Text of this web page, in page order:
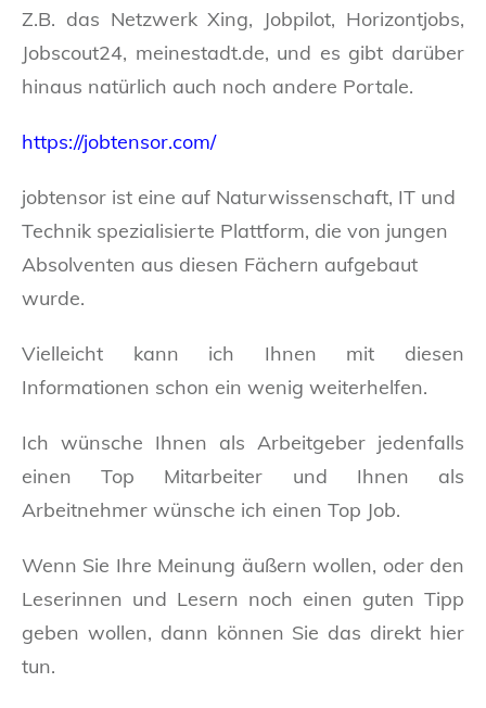
Z.B. das Netzwerk Xing, Jobpilot, Horizontjobs,
Jobscout24, meinestadt.de, und es gibt darüber
hinaus natürlich auch noch andere Portale.
https://jobtensor.com/
jobtensor ist eine auf Naturwissenschaft, IT und
Technik spezialisierte Plattform, die von jungen
Absolventen aus diesen Fächern aufgebaut
wurde.
Vielleicht kann ich Ihnen mit diesen
Informationen schon ein wenig weiterhelfen.
Ich wünsche Ihnen als Arbeitgeber jedenfalls
einen Top Mitarbeiter und Ihnen als
Arbeitnehmer wünsche ich einen Top Job.
Wenn Sie Ihre Meinung äußern wollen, oder den
Leserinnen und Lesern noch einen guten Tipp
geben wollen, dann können Sie das direkt hier
tun.